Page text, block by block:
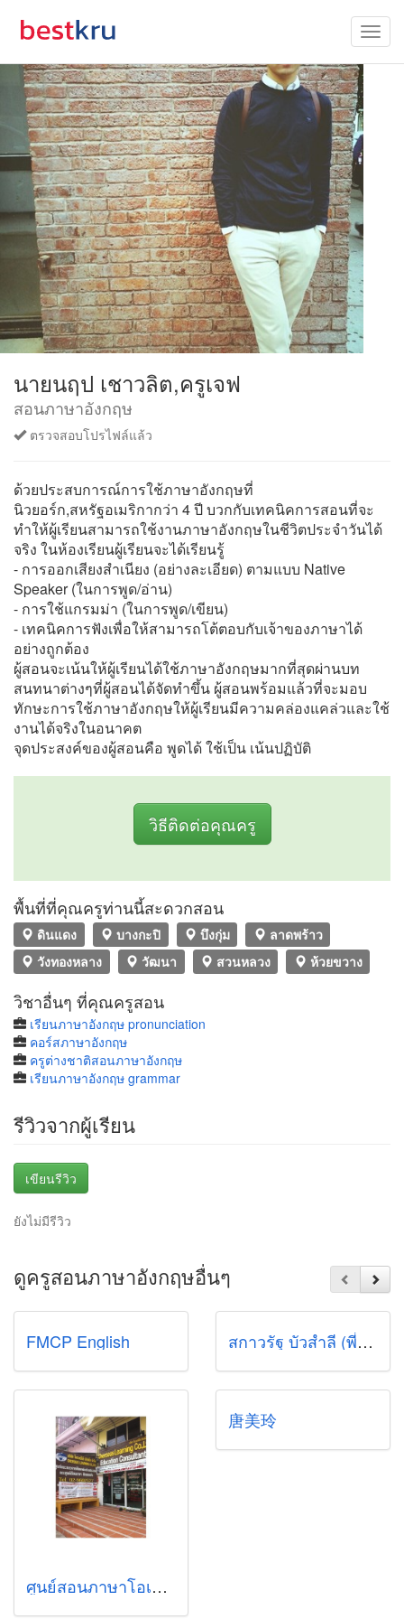
นายนฤป เชาวลิต,ครูเจฟ
สอนภาษาอังกฤษ
ตรวจสอบโปรไฟล์แล้ว
ด้วยประสบการณ์การใช้ภาษาอังกฤษที่
นิวยอร์ก,สหรัฐอเมริกากว่า 4 ปี บวกกับเทคนิคการสอนที่จะ
ทำให้ผู้เรียนสามารถใช้งานภาษาอังกฤษในชีวิตประจำวันได้
จริง ในห้องเรียนผู้เรียนจะได้เรียนรู้
- การออกเสียงสำเนียง (อย่างละเอียด) ตามแบบ Native
Speaker (ในการพูด/อ่าน)
- การใช้แกรมม่า (ในการพูด/เขียน)
- เทคนิคการฟังเพื่อให้สามารถโต้ตอบกับเจ้าของภาษาได้
อย่างถูกต้อง
ผู้สอนจะเน้นให้ผู้เรียนได้ใช้ภาษาอังกฤษมากที่สุดผ่านบท
สนทนาต่างๆที่ผู้สอนได้จัดทำขึ้น ผู้สอนพร้อมแล้วที่จะมอบ
ทักษะการใช้ภาษาอังกฤษให้ผู้เรียนมีความคล่องแคล่วและใช้
งานได้จริงในอนาคต
จุดประสงค์ของผู้สอนคือ พูดได้ ใช้เป็น เน้นปฏิบัติ
วิธีติดต่อคุณครู
พื้นที่ที่คุณครูท่านนี้สะดวกสอน
ดินแดง บางกะปิ บึงกุ่ม
ลาดพร้าว
วังทองหลาง
วัฒนา สวนหลวง ห้วยขวาง
วิชาอื่นๆ ที่คุณครูสอน
เรียนภาษาอังกฤษ pronunciation
คอร์สภาษาอังกฤษ
ครูต่างชาติสอนภาษาอังกฤษ
เรียนภาษาอังกฤษ grammar
รีวิวจากผู้เรียน
เขียนรีวิว
ยังไม่มีรีวิว
ดูครูสอนภาษาอังกฤษอื่นๆ
FMCP English สกาวรัฐ บัวสำลี (พี่ตูน)
ศูนย์สอนภาษาโอเวอร์ซีส์เลิร์นนิ่ง
唐美玲